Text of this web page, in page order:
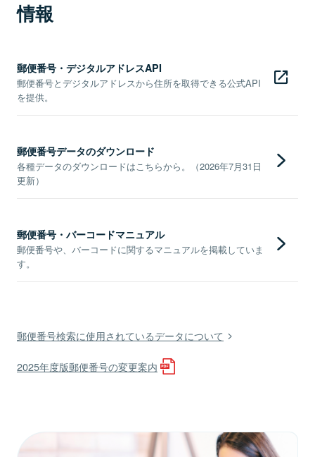
情報
郵便番号・デジタルアドレスAPI
郵便番号とデジタルアドレスから住所を取得できる公式API
を提供。
郵便番号データのダウンロード
各種データのダウンロードはこちらから。（2026年7月31日
更新）
郵便番号・バーコードマニュアル
郵便番号や、バーコードに関するマニュアルを掲載していま
す。
郵便番号検索に使用されているデータについて
2025年度版郵便番号の変更案内